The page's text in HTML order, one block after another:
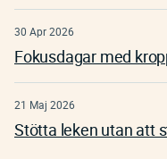
30 Apr 2026
Fokusdagar med
21 Maj 2026
Stötta leken utan att